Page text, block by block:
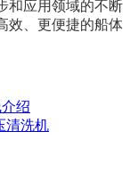
和应用领域的不断
效、更便捷的船体
绍
清洗机